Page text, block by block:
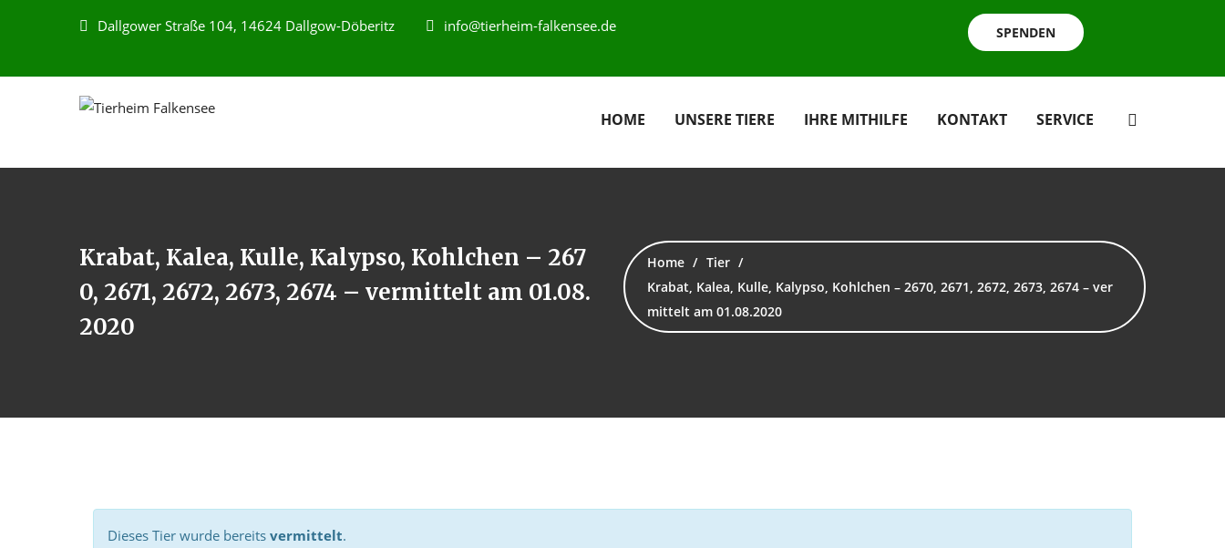
Dallgower Straße 104, 14624 Dallgow-Döberitz info@tierheim-falkensee.de SPENDEN
HOME UNSERE TIERE IHRE MITHILFE KONTAKT SERVICE
Krabat, Kalea, Kulle, Kalypso, Kohlchen – 267
0, 2671, 2672, 2673, 2674 – vermittelt am 01.08.
2020
Home
Tier
Krabat, Kalea, Kulle, Kalypso, Kohlchen – 2670, 2671, 2672, 2673, 2674 – ver
mittelt am 01.08.2020
Dieses Tier wurde bereits vermittelt.